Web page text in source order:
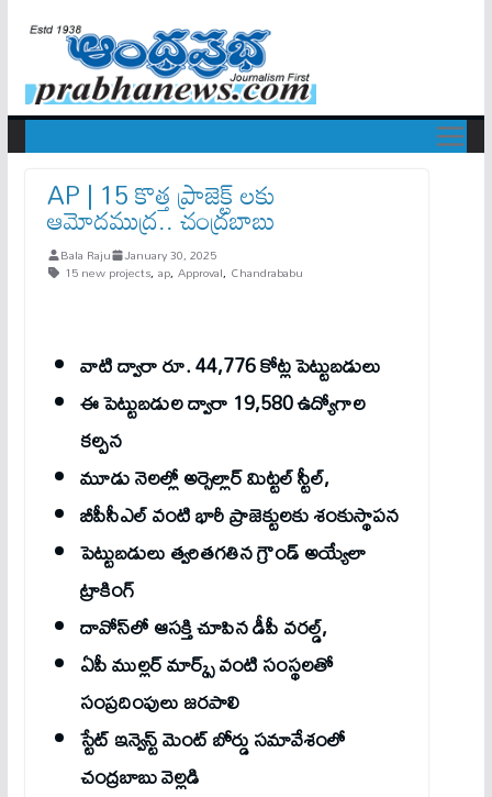
AP | 15 కొత్త ప్రాజెక్ట్ ల‌కు
ఆమోదముద్ర‌.. చంద్రబాబు
Bala Raju January 30, 2025
15 new projects, ap, Approval, Chandrababu
వాటి ద్వారా రూ. 44,776 కోట్ల పెట్టుబడులు
ఈ పెట్టుబడుల ద్వారా 19,580 ఉద్యోగాల
కల్పన
మూడు నెలల్లో అర్సెల్లార్ మిట్టల్ స్టీల్,
బీపీసీఎల్ వంటి భారీ ప్రాజెక్టులకు శంకుస్థాపన
పెట్టుబడులు త్వరితగతిన గ్రౌండ్ అయ్యేలా
ట్రాకింగ్
దావోస్‌లో ఆసక్తి చూపిన డీపీ వరల్డ్,
ఏపీ ముల్లర్ మార్క్స్ వంటి సంస్థలతో
సంప్రదింపులు జరపాలి
స్టేట్ ఇన్వెస్ట్ మెంట్ బోర్డు స‌మావేశంలో
చంద్ర‌బాబు వెల్ల‌డి